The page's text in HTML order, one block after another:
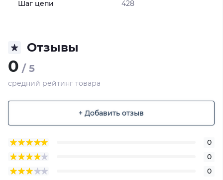
Шаг цепи 428
Отзывы
0 / 5
средний рейтинг товара
+ Добавить отзыв
0
0
0